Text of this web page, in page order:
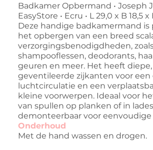
Badkamer Opbermand • Joseph
EasyStore • Ecru • L 29,0 x B 18,5 x
Deze handige badkamermand is
het opbergen van een breed
verzorgingsbenodigdheden,
shampooflessen, deodorants,
geuren en meer. Het heeft diepe,
geventileerde zijkanten voor een
luchtcirculatie en een
kleine voorwerpen. Ideaal voor
van spullen op planken of in
demonteerbaar voor
Onderhoud
Met de hand wassen en drogen.